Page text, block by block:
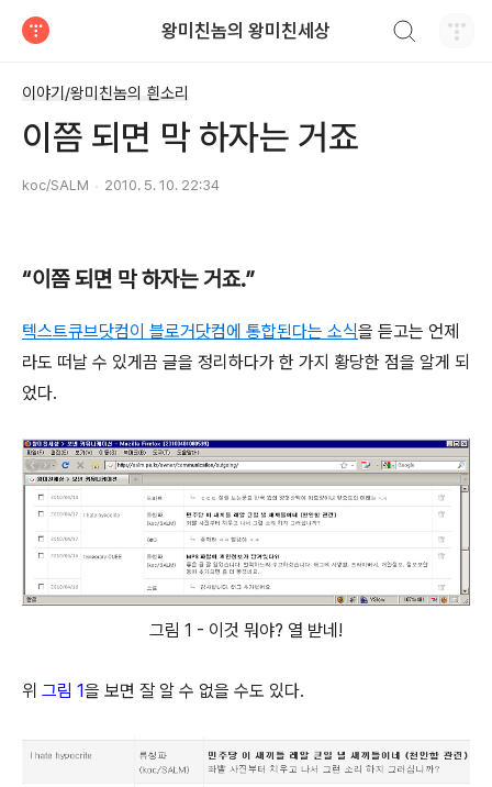
왕미친놈의 왕미친세상
이야기/왕미친놈의 흰소리
이쯤 되면 막 하자는 거죠
koc/SALM 2010. 5. 10. 22:34
“이쯤 되면 막 하자는 거죠.”
텍스트큐브닷컴이 블로거닷컴에 통합된다는 소식을 듣고는 언제
라도 떠날 수 있게끔 글을 정리하다가 한 가지 황당한 점을 알게 되
었다.
그림 1 - 이것 뭐야? 열 받네!
위 그림 1을 보면 잘 알 수 없을 수도 있다.